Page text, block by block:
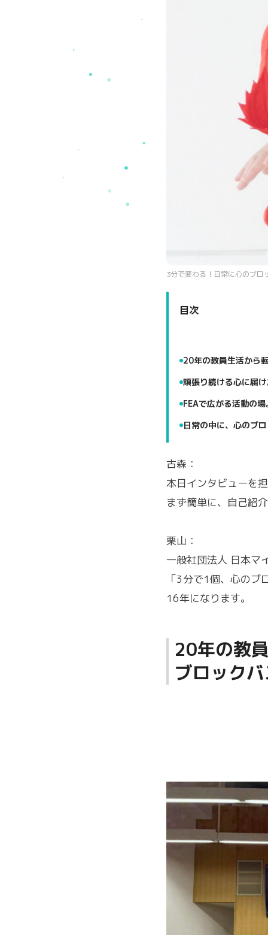
3分で変わる！日常に心のブロ
目次
20年の教員生活から
頑張り続ける心に届
FEAで広がる活動の
日常の中に、心のブ
古森：
本日インタビューを
まず簡単に、自己紹
栗山：
一般社団法人 日本マ
「3分で1個、心の
16年になります。
20年の教
ブロック